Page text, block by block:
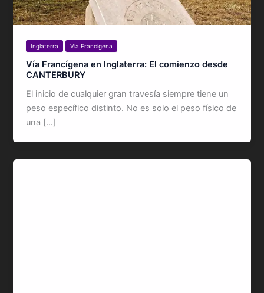
Inglaterra Via Francigena
Vía Francígena en Inglaterra: El comienzo desde
CANTERBURY
El inicio de cualquier gran travesía siempre tiene un
peso específico distinto. No es solo el peso físico de
una […]